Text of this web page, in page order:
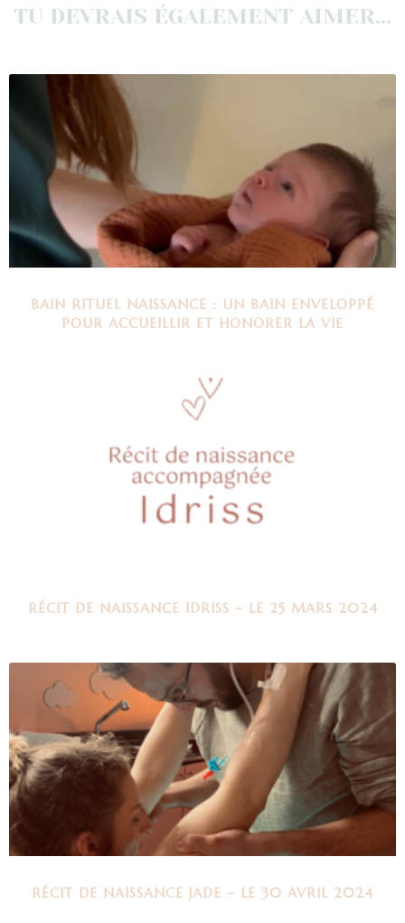
TU DEVRAIS ÉGALEMENT AIMER...
BAIN RITUEL NAISSANCE : UN BAIN ENVELOPPÉ
POUR ACCUEILLIR ET HONORER LA VIE
RÉCIT DE NAISSANCE IDRISS – LE 25 MARS 2024
RÉCIT DE NAISSANCE JADE – LE 30 AVRIL 2024